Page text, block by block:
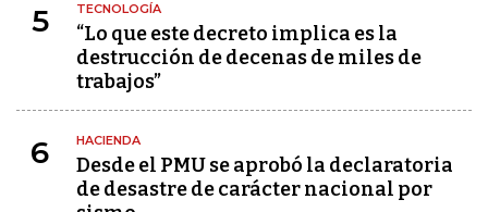
5 TECNOLOGÍA
“Lo que este decreto implica es la
destrucción de decenas de miles de
trabajos”
6 HACIENDA
Desde el PMU se aprobó la declaratoria
de desastre de carácter nacional por